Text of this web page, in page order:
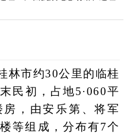
市约30公里的临桂
民初，占地5·060平
，由安乐第、将军
等组成，分布有7个